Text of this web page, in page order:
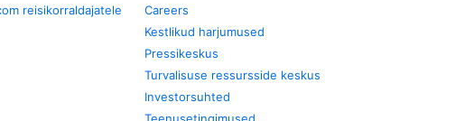
reisikorraldajatele
Careers
Kestlikud harjumused
Pressikeskus
Turvalisuse ressursside keskus
Investorsuhted